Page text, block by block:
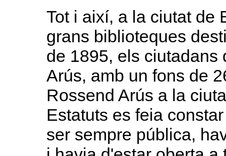
Tot i així, a la ciutat de
grans biblioteques
de 1895, els
Arús, amb un fons de
Rossend Arús a la
Estatuts es feia
ser sempre pública,